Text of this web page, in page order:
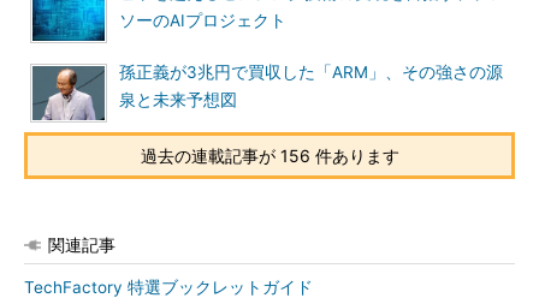
ソーのAIプロジェクト
孫正義が3兆円で買収した「ARM」、その強さの源
泉と未来予想図
過去の連載記事が 156 件あります
関連記事
TechFactory 特選ブックレットガイド